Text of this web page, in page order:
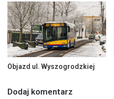
Objazd ul. Wyszogrodzkiej
Dodaj komentarz